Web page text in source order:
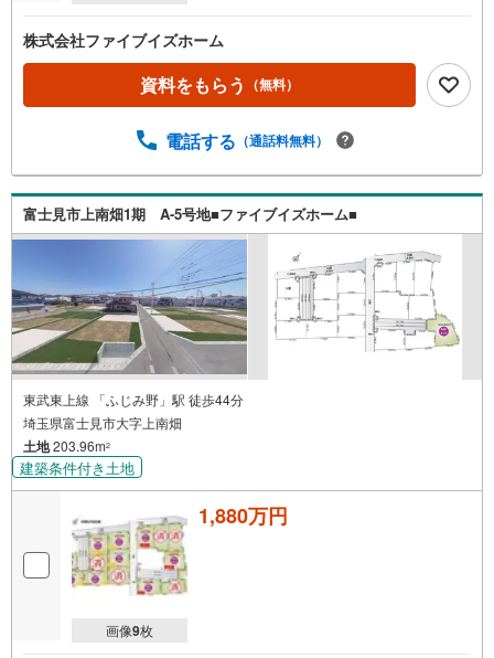
株式会社ファイブイズホーム
資料をもらう （無料）
電話する （通話料無料）
富士見市上南畑1期 A-5号地■ファイブイズホーム■
東武東上線 「ふじみ野」駅 徒歩44分
埼玉県富士見市大字上南畑
土地203.96m2
建築条件付き土地
画像9枚
1,880万円